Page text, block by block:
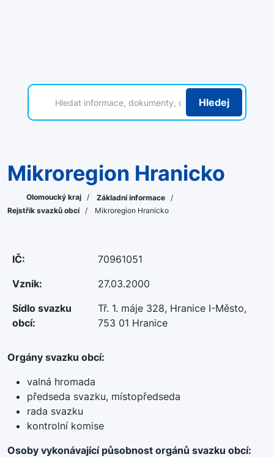
Hledej
Mikroregion Hranicko
Olomoucký kraj / Základní informace /
Rejstřík svazků obcí / Mikroregion Hranicko
IČ:
70961051
Vznik:
27.03.2000
Sídlo svazku
obcí:
Tř. 1. máje 328, Hranice I-Město,
753 01 Hranice
Orgány svazku obcí:
valná hromada
předseda svazku, místopředseda
rada svazku
kontrolní komise
Osoby vykonávající působnost orgánů svazku obcí: